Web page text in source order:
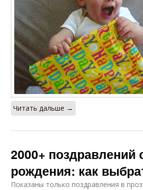
Читать дальше →
2000+ поздравлений
рождения: как
Показаны только поздравления в